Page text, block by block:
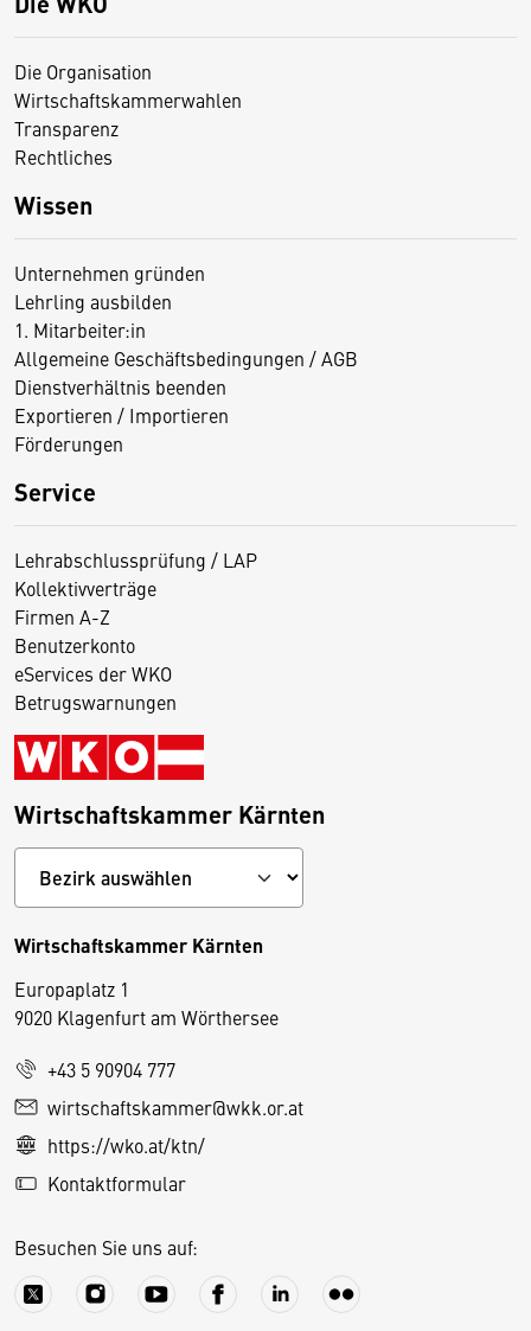
Die Organisation
Wirtschaftskammerwahlen
Transparenz
Rechtliches
Wissen
Unternehmen gründen
Lehrling ausbilden
1. Mitarbeiter:in
Allgemeine Geschäftsbedingungen / AGB
Dienstverhältnis beenden
Exportieren / Importieren
Förderungen
Service
Lehrabschlussprüfung / LAP
Kollektivverträge
Firmen A-Z
Benutzerkonto
eServices der WKO
Betrugswarnungen
Wirtschaftskammer Kärnten
Wirtschaftskammer Kärnten
Europaplatz 1
9020 Klagenfurt am Wörthersee
+43 5 90904 777
wirtschaftskammer@wkk.or.at
https://wko.at/ktn/
Kontaktformular
Besuchen Sie uns auf:
D
e
s
S
e